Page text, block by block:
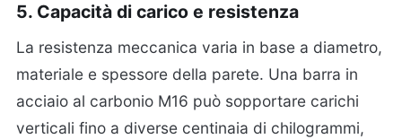
5. Capacità di carico e resistenza
La resistenza meccanica varia in base a diametro,
materiale e spessore della parete. Una barra in
acciaio al carbonio M16 può sopportare carichi
verticali fino a diverse centinaia di chilogrammi,